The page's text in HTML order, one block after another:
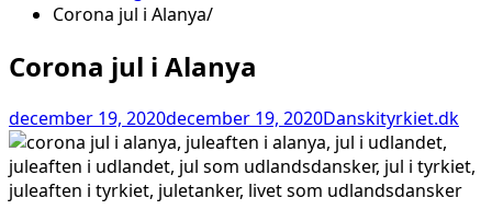
Corona jul i Alanya
Corona jul i Alanya
december 19, 2020december 19, 2020Danskityrkiet.dk